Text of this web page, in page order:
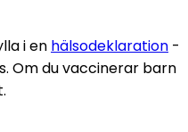
i en hälsodeklaration -
Om du vaccinerar barn